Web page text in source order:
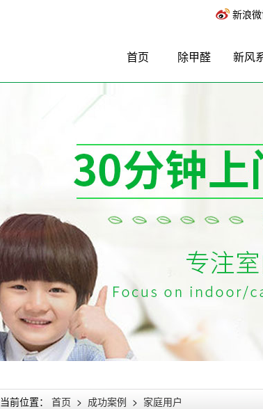
新浪
首页 除甲醛 新风
当前位置： 首页 > 成功案例 > 家庭用户